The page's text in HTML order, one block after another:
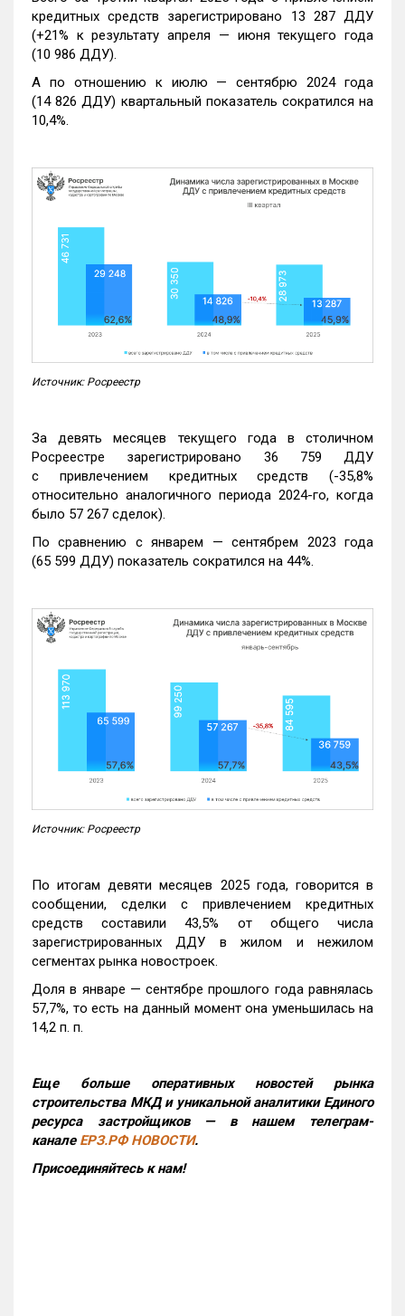
кредитных средств зарегистрировано 13 287 ДДУ
(+21% к результату апреля — июня текущего года
(10 986 ДДУ).
А по отношению к июлю — сентябрю 2024 года
(14 826 ДДУ) квартальный показатель сократился на
10,4%.
Источник: Росреестр
За девять месяцев текущего года в столичном
Росреестре зарегистрировано 36 759 ДДУ
с привлечением кредитных средств (-35,8%
относительно аналогичного периода 2024-го, когда
было 57 267 сделок).
По сравнению с январем — сентябрем 2023 года
(65 599 ДДУ) показатель сократился на 44%.
Источник: Росреестр
По итогам девяти месяцев 2025 года, говорится в
сообщении, сделки с привлечением кредитных
средств составили 43,5% от общего числа
зарегистрированных ДДУ в жилом и нежилом
сегментах рынка новостроек.
Доля в январе — сентябре прошлого года равнялась
57,7%, то есть на данный момент она уменьшилась на
14,2 п. п.
Еще больше оперативных новостей рынка
строительства МКД и уникальной аналитики Единого
ресурса застройщиков — в нашем телеграм-
канале ЕРЗ.РФ НОВОСТИ.
Присоединяйтесь к нам!